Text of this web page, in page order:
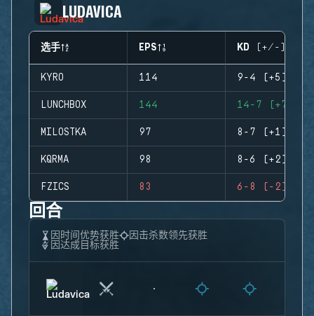
LUDAVICA
选手 EPS KD (+/-)
KYRO 114 9-4 (+5)
LUNCHBOX 144 14-7 (+7)
MILOSTKA 97 8-7 (+1)
KQRMA 98 8-6 (+2)
FZICS 83 6-8 (-2)
回合
因时间优势获胜
因击杀数领先获胜
因达成目标获胜